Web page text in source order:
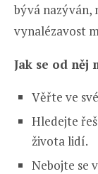
bývá nazýván,
vynalézavost
Jak se od něj
Věřte ve
Hledejte
života lidí.
Nebojte se